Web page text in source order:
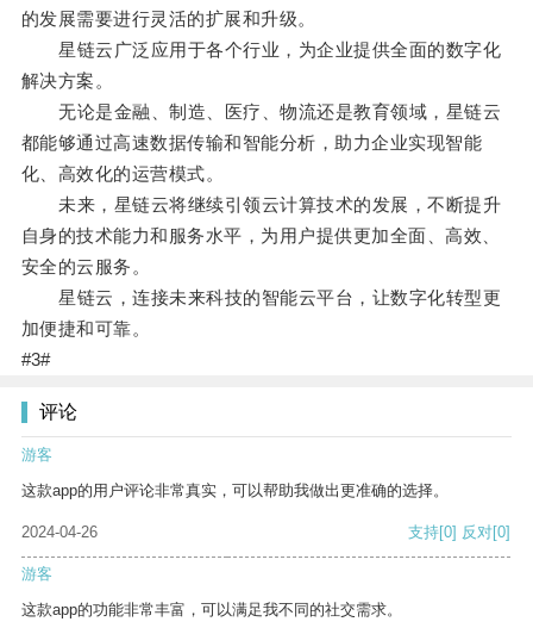
的发展需要进行灵活的扩展和升级。
星链云广泛应用于各个行业，为企业提供全面的数字化
解决方案。
无论是金融、制造、医疗、物流还是教育领域，星链云
都能够通过高速数据传输和智能分析，助力企业实现智能
化、高效化的运营模式。
未来，星链云将继续引领云计算技术的发展，不断提升
自身的技术能力和服务水平，为用户提供更加全面、高效、
安全的云服务。
星链云，连接未来科技的智能云平台，让数字化转型更
加便捷和可靠。
#3#
评论
游客
这款app的用户评论非常真实，可以帮助我做出更准确的选择。
2024-04-26 支持[0] 反对[0]
游客
这款app的功能非常丰富，可以满足我不同的社交需求。